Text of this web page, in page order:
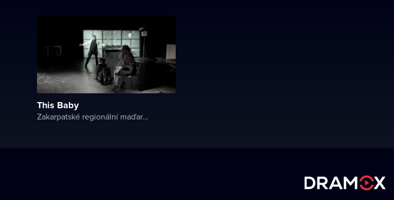
This Baby
Zakarpatské regionální maďarské divadlo